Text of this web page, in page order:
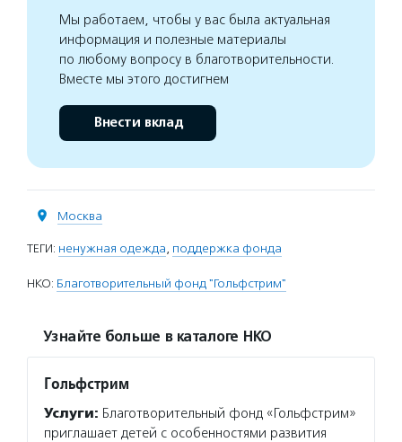
Мы работаем, чтобы у вас была актуальная
информация и полезные материалы
по любому вопросу в благотворительности.
Вместе мы этого достигнем
Внести вклад
Москва
ТЕГИ: ненужная одежда, поддержка фонда
НКО: Благотворительный фонд "Гольфстрим"
Узнайте больше в каталоге НКО
Гольфстрим
Услуги: Благотворительный фонд «Гольфстрим»
приглашает детей с особенностями развития